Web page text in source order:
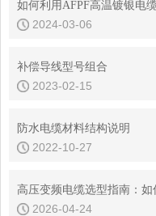
2024-03-06
补偿导线型号组合
2023-02-15
防水电缆材料结构说明
2022-10-27
2026-04-24